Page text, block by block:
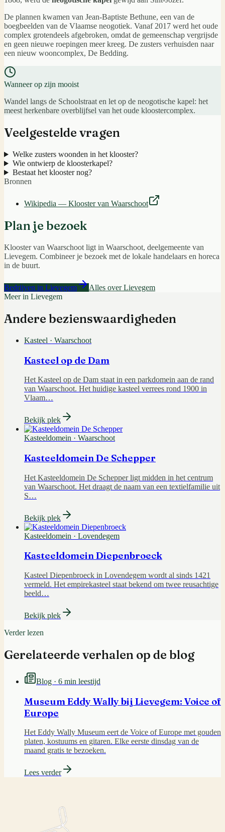
De plannen kwamen van Jean-Baptiste Bethune, een van de
boegbeelden van de Vlaamse neogotiek. Vanaf 2017 werd het oude
complex grotendeels afgebroken, omdat de gemeenschap vergrijsde
en geen nieuwe roepingen meer kreeg. De zusters verhuisden naar
een nieuw wooncomplex, De Bedding.
Wanneer op zijn mooist
Wandel langs de Schoolstraat en let op de neogotische kapel: het
meest herkenbare overblijfsel van het oude kloostercomplex.
Veelgestelde vragen
Welke zusters woonden in het klooster?
Wie ontwierp de kloosterkapel?
Bestaat het klooster nog?
Bronnen
Wikipedia — Klooster van Waarschoot
Plan je bezoek
Klooster van Waarschoot ligt in Waarschoot, deelgemeente van
Lievegem. Combineer je bezoek met de lokale handelaars en horeca
in de buurt.
Bedrijven in Lievegem Alles overLievegem
Meer in Lievegem
Andere bezienswaardigheden
Kasteel · Waarschoot
Kasteel op de Dam
Het Kasteel op de Dam staat in een parkdomein aan de rand
van Waarschoot. Het huidige kasteel verrees rond 1900 in
Vlaam…
Bekijk plek
Kasteeldomein · Waarschoot
Kasteeldomein De Schepper
Het Kasteeldomein De Schepper ligt midden in het centrum
van Waarschoot. Het draagt de naam van een textielfamilie uit
S…
Bekijk plek
Kasteeldomein · Lovendegem
Kasteeldomein Diepenbroeck
Kasteel Diepenbroeck in Lovendegem wordt al sinds 1421
vermeld. Het empirekasteel staat bekend om twee reusachtige
beeld…
Bekijk plek
Verder lezen
Gerelateerde verhalen op de blog
Blog · 6 min leestijd
Museum Eddy Wally bij Lievegem: Voice of
Europe
Het Eddy Wally Museum eert de Voice of Europe met gouden
platen, kostuums en gitaren. Elke eerste dinsdag van de
maand gratis te bezoeken.
Lees verder